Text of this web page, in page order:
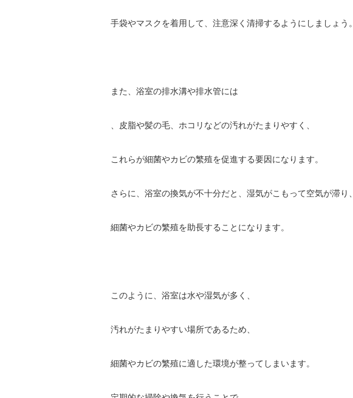
手袋やマスクを着用して、注意深く清掃するようにしましょう。
また、浴室の排水溝や排水管には
、皮脂や髪の毛、ホコリなどの汚れがたまりやすく、
これらが細菌やカビの繁殖を促進する要因になります。
さらに、浴室の換気が不十分だと、湿気がこもって空気が滞り、
細菌やカビの繁殖を助長することになります。
このように、浴室は水や湿気が多く、
汚れがたまりやすい場所であるため、
細菌やカビの繁殖に適した環境が整ってしまいます。